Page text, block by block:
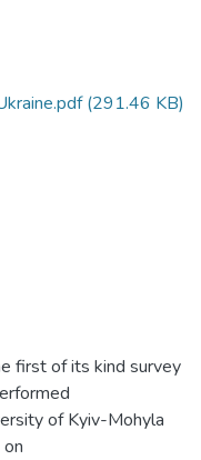
(291.46 KB)
first of its kind survey
of Kyiv-Mohyla